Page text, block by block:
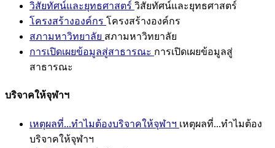
วิสัยทัศน์และยุทธศาสตร์ วิสัยทัศน์และยุทธศาสตร์
โครงสร้างองค์กร โครงสร้างองค์กร
สภามหาวิทยาลัย สภามหาวิทยาลัย
การเปิดเผยข้อมูลสู่สาธารณะ การเปิดเผยข้อมูลสู่
สาธารณะ
บริจาคให้จุฬาฯ
เหตุผลที่...ทำไมต้องบริจาคให้จุฬาฯ เหตุผลที่...ทำไมต้อง
บริจาคให้จุฬาฯ